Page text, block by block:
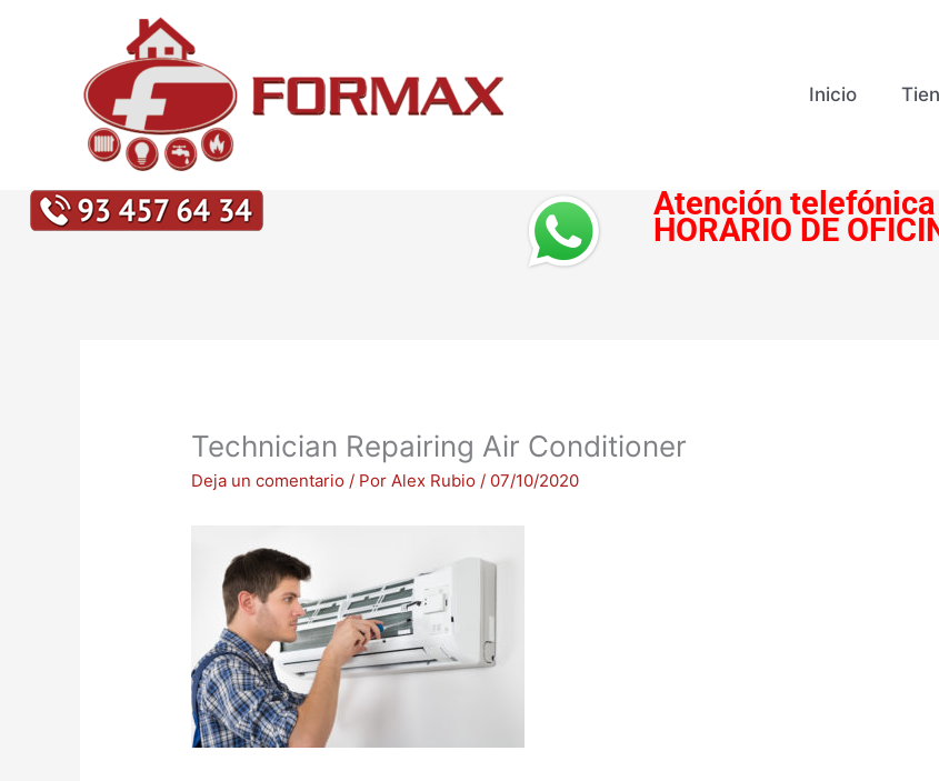
Inicio
Atención telefónica
HORARIO DE
Technician Repairing Air Conditioner
Deja un comentario / PorAlex Rubio / 07/10/2020